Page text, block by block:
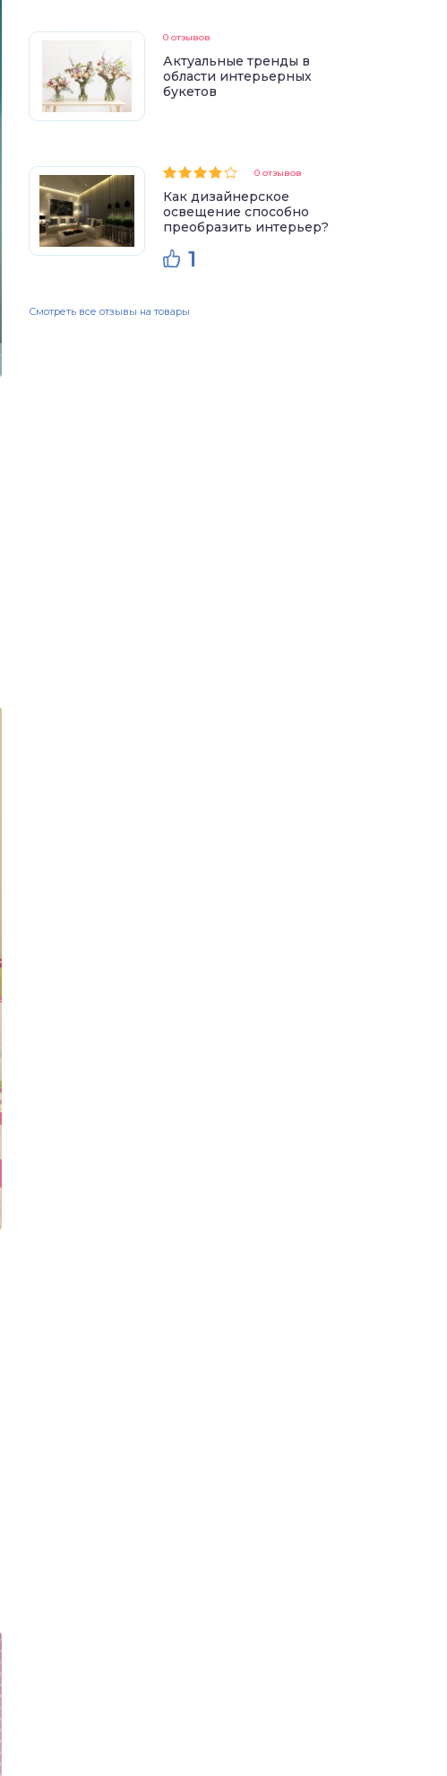
0 отзывов
Актуальные тренды в
области интерьерных
букетов
0 отзывов
Как дизайнерское
освещение способно
преобразить интерьер?
1
Смотреть все отзывы на товары